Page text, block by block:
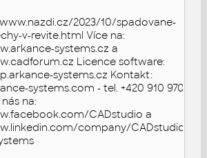
2023/10/spadovane-
v-revite.html Více na:
systems.cz a
Licence software:
systems.cz Kontakt:
systems.com - tel. +420 910 970
nás na:
CADstudio a
company/CADstudio